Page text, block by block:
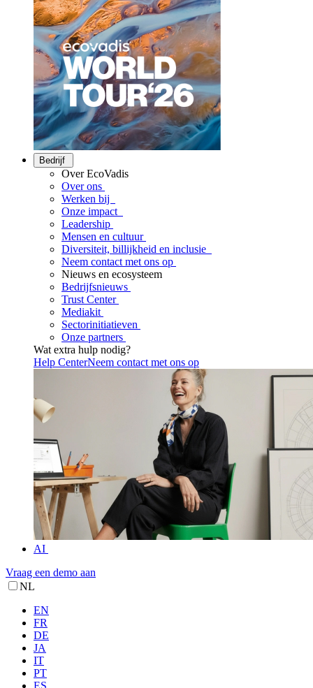
Bedrijf
Over EcoVadis
Over ons
Werken bij
Onze impact
Leadership
Mensen en cultuur
Diversiteit, billijkheid en inclusie
Neem contact met ons op
Nieuws en ecosysteem
Bedrijfsnieuws
Trust Center
Mediakit
Sectorinitiatieven
Onze partners
Wat extra hulp nodig?
Help CenterNeem contact met ons op
AI
Vraag een demo aan
NL
EN
FR
DE
JA
IT
PT
ES